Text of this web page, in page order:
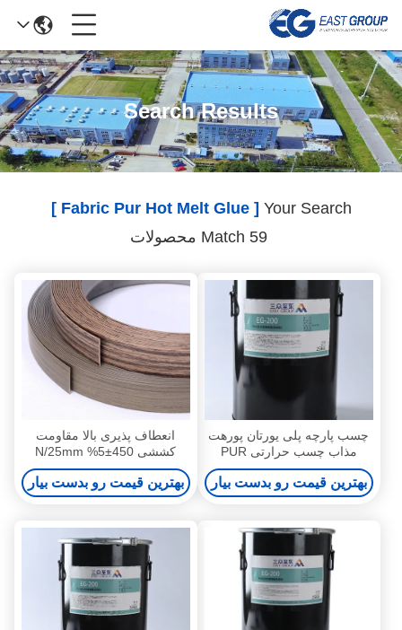
Search Results
Your Search
[ Fabric Pur Hot Melt Glue ]
چسب پارچه پلی یورتان پورهت
مذاب چسب حرارتی PUR
لمینیت لباس
بهترین قیمت رو بدست بیار
انعطاف پذیری بالا مقاومت
کششی 450±5% N/25mm
White PUR Hot Melt Glue
برای نیازهای شما
بهترین قیمت رو بدست بیار